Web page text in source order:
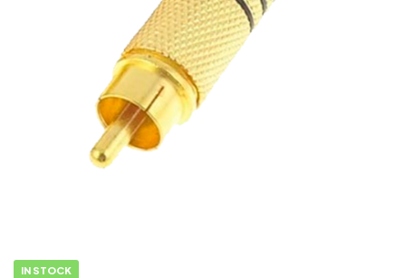
IN STOCK